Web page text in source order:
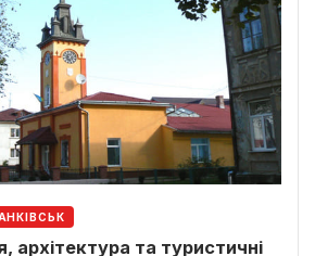
архітектура та туристичні